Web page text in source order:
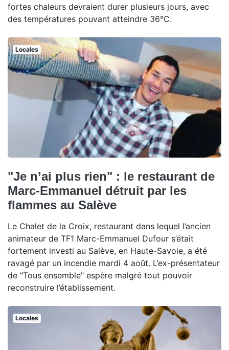
fortes chaleurs devraient durer plusieurs jours, avec
des températures pouvant atteindre 36°C.
Locales
"Je n’ai plus rien" : le restaurant de
Marc-Emmanuel détruit par les
flammes au Salève
Le Chalet de la Croix, restaurant dans lequel l’ancien
animateur de TF1 Marc-Emmanuel Dufour s’était
fortement investi au Salève, en Haute-Savoie, a été
ravagé par un incendie mardi 4 août. L’ex-présentateur
de "Tous ensemble" espère malgré tout pouvoir
reconstruire l’établissement.
Locales